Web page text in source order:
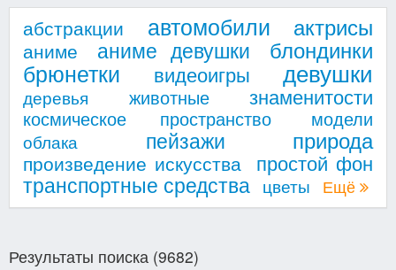
Вход
абстракции автомобили актрисы
аниме аниме девушки блондинки
брюнетки видеоигры девушки
деревья животные знаменитости
космическое пространство модели
облака пейзажи природа
произведение искусства простой фон
транспортные средства цветы Ещё
Результаты поиска (9682)